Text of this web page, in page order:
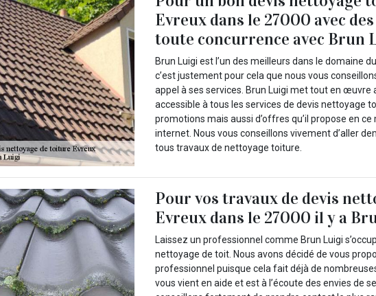
Evreux dans le 27000 avec
toute concurrence avec Brun
Brun Luigi est l’un des meilleurs dans le domaine
c’est justement pour cela que nous vous
appel à ses services. Brun Luigi met tout en œuvre
accessible à tous les services de devis nettoyage
promotions mais aussi d’offres qu’il propose en
internet. Nous vous conseillons vivement d’aller
tous travaux de nettoyage toiture.
Pour vos travaux de devis
Evreux dans le 27000 il y a
Laissez un professionnel comme Brun Luigi
nettoyage de toit. Nous avons décidé de vous
professionnel puisque cela fait déjà de
vous vient en aide et est à l’écoute des envies de